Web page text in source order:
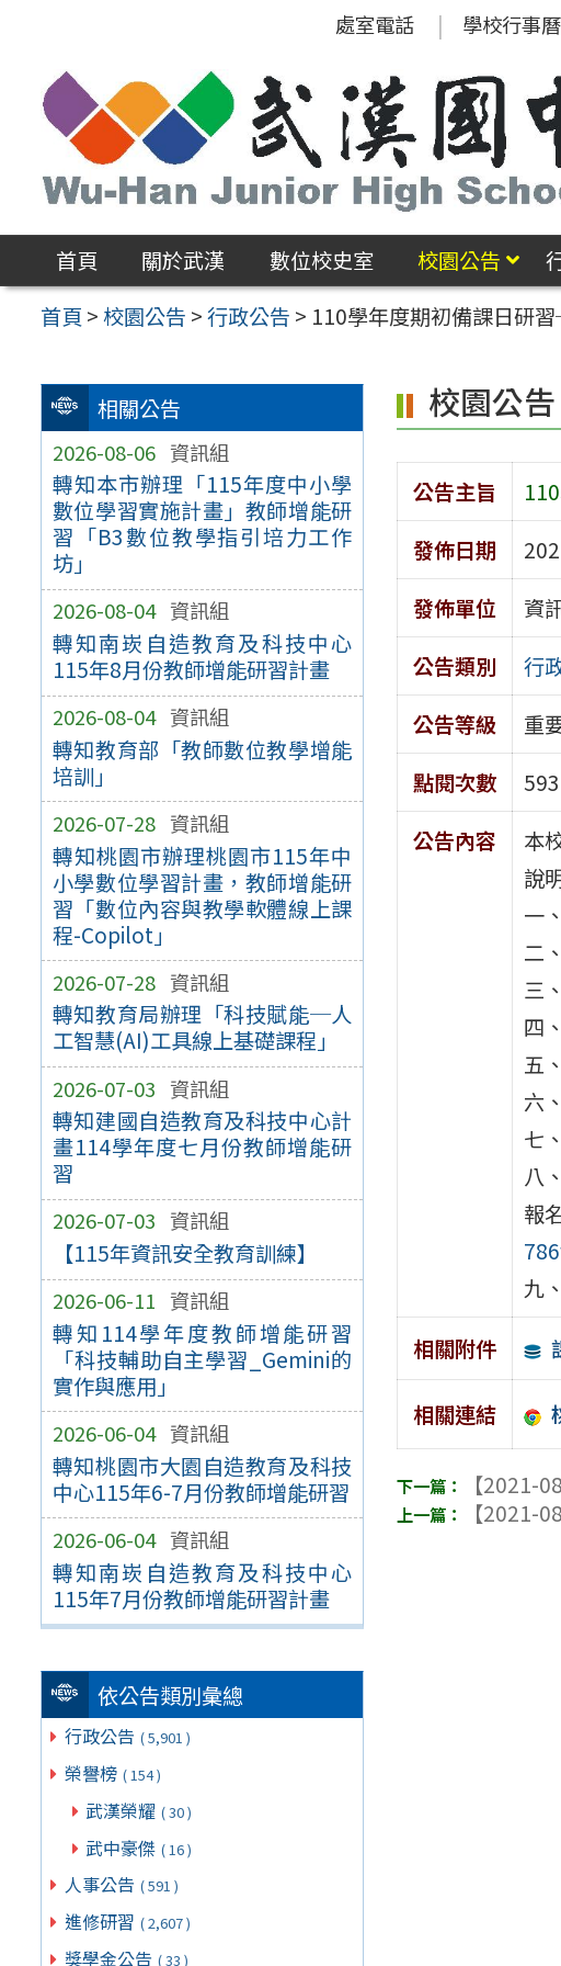
區
處室電話 學校行事曆
首頁 關於武漢 數位校史室 校園公告
首頁 >校園公告 >行政公告 > 110學年度期初備課日研
相關公告
2026-08-06 資訊組
轉知本市辦理「115年度中小學
數位學習實施計畫」教師增能研
習「B3數位教學指引培力工作
坊」
2026-08-04 資訊組
轉知南崁自造教育及科技中心
115年8月份教師增能研習計畫
2026-08-04 資訊組
轉知教育部「教師數位教學增能
培訓」
2026-07-28 資訊組
轉知桃園市辦理桃園市115年中
小學數位學習計畫，教師增能研
習「數位內容與教學軟體線上課
程-Copilot」
2026-07-28 資訊組
轉知教育局辦理「科技賦能─人
工智慧(AI)工具線上基礎課程」
2026-07-03 資訊組
轉知建國自造教育及科技中心計
畫114學年度七月份教師增能研
習
2026-07-03 資訊組
【115年資訊安全教育訓練】
2026-06-11 資訊組
轉知114學年度教師增能研習
「科技輔助自主學習_Gemini的
實作與應用」
2026-06-04 資訊組
轉知桃園市大園自造教育及科技
中心115年6-7月份教師增能研習
2026-06-04 資訊組
轉知南崁自造教育及科技中心
115年7月份教師增能研習計畫
依公告類別彙總
行政公告 ( 5,901 )
榮譽榜 ( 154 )
武漢榮耀 ( 30 )
武中豪傑 ( 16 )
人事公告 ( 591 )
進修研習 ( 2,607 )
獎學金公告 ( 33 )
校園公告
公告主旨
發佈日期
發佈單位
資
公告類別
行
公告等級
重
點閱次數
593
公告內容
本
說
一
二
三
四
五
六
七
八
報
九
相關附件
相關連結
【2021-
【2021-